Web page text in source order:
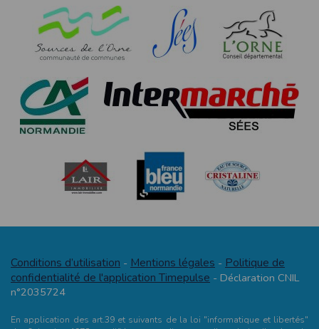
Conditions d’utilisation - Mentions légales - Politique de
confidentialité de l'application Timepulse - Déclaration CNIL
n°2035724
En application des art.39 et suivants de la loi "informatique et libertés"